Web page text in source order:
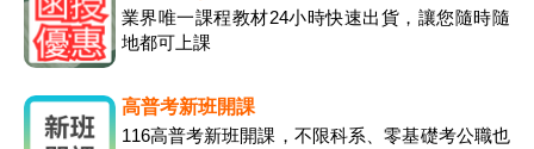
業界唯一課程教材24小時快速出貨，讓您隨時隨
地都可上課
高普考新班開課
116高普考新班開課，不限科系、零基礎考公職也